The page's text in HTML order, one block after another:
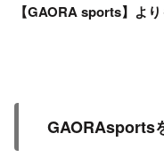
【GAORA sports】よ
GAORAsports